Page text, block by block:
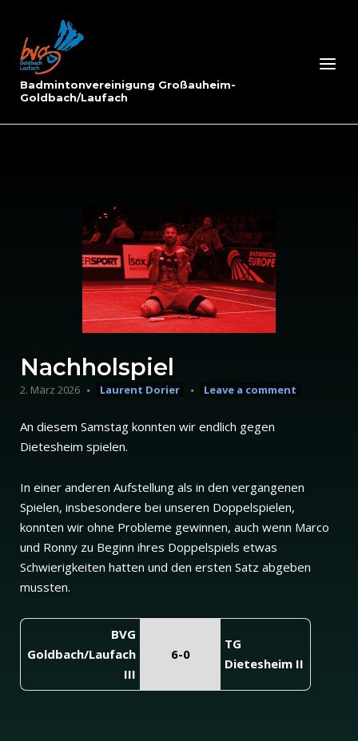
content
Badmintonvereinigung Großauheim-
Goldbach/Laufach
Menu
Nachholspiel
2. März 2026 Laurent Dorier Leave a comment
An diesem Samstag konnten wir endlich gegen
Dietesheim spielen.
In einer anderen Aufstellung als in den vergangenen
Spielen, insbesondere bei unseren Doppelspielen,
konnten wir ohne Probleme gewinnen, auch wenn Marco
und Ronny zu Beginn ihres Doppelspiels etwas
Schwierigkeiten hatten und den ersten Satz abgeben
mussten.
BVG
Goldbach/Laufach
III
6-0
TG
Dietesheim II